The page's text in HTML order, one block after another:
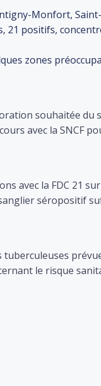
Monfort,
positifs,
zones
souhaitée du
avec la SNCF
avec la FDC 21
séropositif
le risque